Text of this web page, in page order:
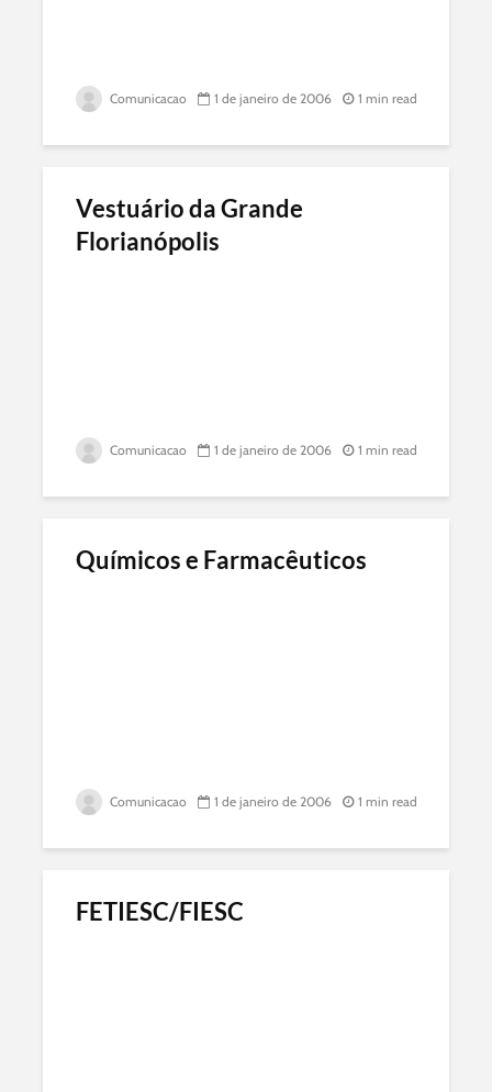
Comunicacao 1 de janeiro de 2006 1 min read
Vestuário da Grande
Florianópolis
Comunicacao 1 de janeiro de 2006 1 min read
Químicos e Farmacêuticos
Comunicacao 1 de janeiro de 2006 1 min read
FETIESC/FIESC